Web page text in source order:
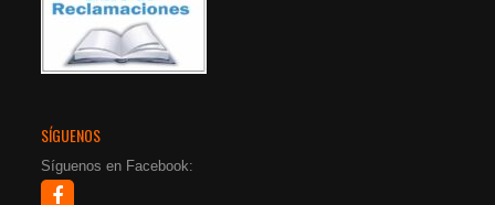
SÍGUENOS
Síguenos en Facebook: